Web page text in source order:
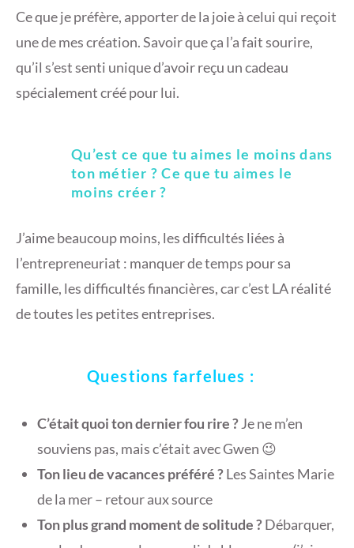
Ce que je préfère, apporter de la joie à celui qui reçoit
une de mes création. Savoir que ça l’a fait sourire,
qu’il s’est senti unique d’avoir reçu un cadeau
spécialement créé pour lui.
Qu’est ce que tu aimes le moins dans
ton métier ? Ce que tu aimes le
moins créer ?
J’aime beaucoup moins, les difficultés liées à
l’entrepreneuriat : manquer de temps pour sa
famille, les difficultés financières, car c’est LA réalité
de toutes les petites entreprises.
Questions farfelues :
C’était quoi ton dernier fou rire ?Je ne m’en
souviens pas, mais c’était avec Gwen 😉
Ton lieu de vacances préféré ?Les Saintes Marie
de la mer – retour aux source
Ton plus grand moment de solitude ?Débarquer,